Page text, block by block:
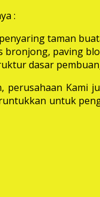
:
taman
bronjong, paving
dasar
Kami
untuk